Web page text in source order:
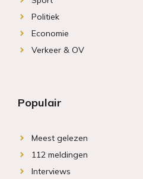
Politiek
Economie
Verkeer & OV
Populair
Meest gelezen
112 meldingen
Interviews